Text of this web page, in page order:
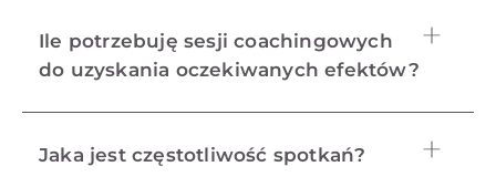
Ile potrzebuję sesji coachingowych
do uzyskania oczekiwanych efektów?
Jaka jest częstotliwość spotkań?